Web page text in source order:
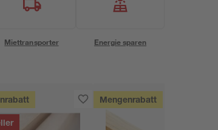
Miettransporter Energie sparen
Mengenrabatt